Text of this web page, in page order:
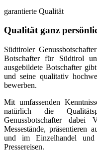
garantierte Qualität
Qualität ganz
Südtiroler
Botschafter für Südtirol
ausgebildete Botschafter
und seine qualitativ
bewerben.
Mit umfassenden
natürlich die
Genussbotschafter dabei
Messestände, präsentieren
und im Einzelhandel und
Pressereisen.